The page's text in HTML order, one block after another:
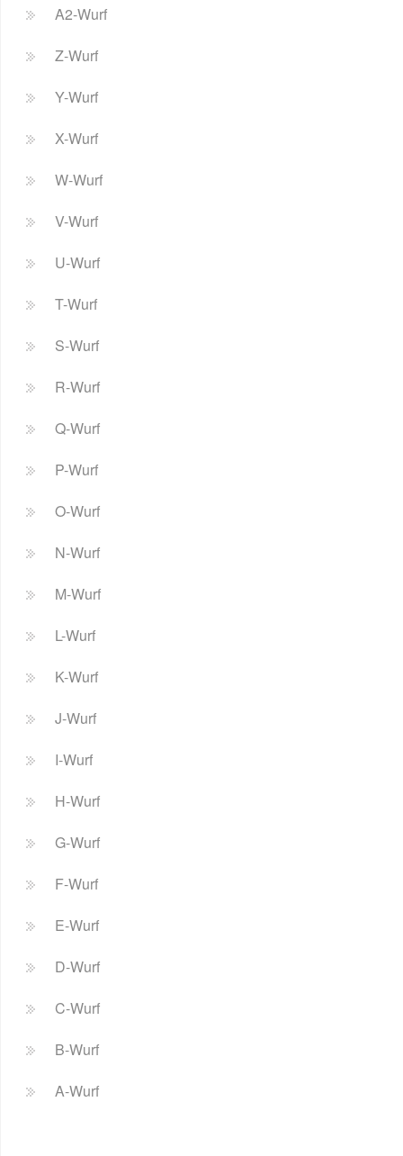
A2-Wurf
Z-Wurf
Y-Wurf
X-Wurf
W-Wurf
V-Wurf
U-Wurf
T-Wurf
S-Wurf
R-Wurf
Q-Wurf
P-Wurf
O-Wurf
N-Wurf
M-Wurf
L-Wurf
K-Wurf
J-Wurf
I-Wurf
H-Wurf
G-Wurf
F-Wurf
E-Wurf
D-Wurf
C-Wurf
B-Wurf
A-Wurf